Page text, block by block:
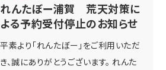
れんたぼー浦賀 荒天対策に
よる予約受付停止のお知らせ
平素より「れんたぼー」をご利用いただ
き、誠にありがとうございます。 れんた